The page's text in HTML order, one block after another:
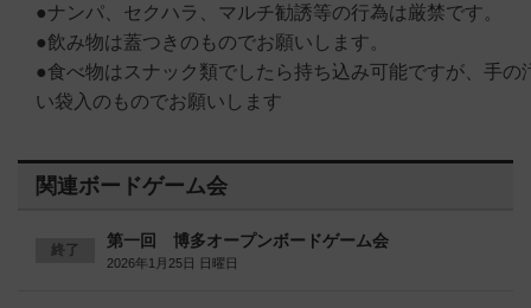
●ナンパ、セクハラ、マルチ勧誘等の行為は厳禁です。
●飲み物は蓋つきのものでお願いします。
●食べ物はスナック類でしたら持ち込み可能ですが、手の
い袋入のものでお願いします
関連ボードゲーム会
終了 第一回 博多オープンボードゲーム会
2026年1月25日 日曜日